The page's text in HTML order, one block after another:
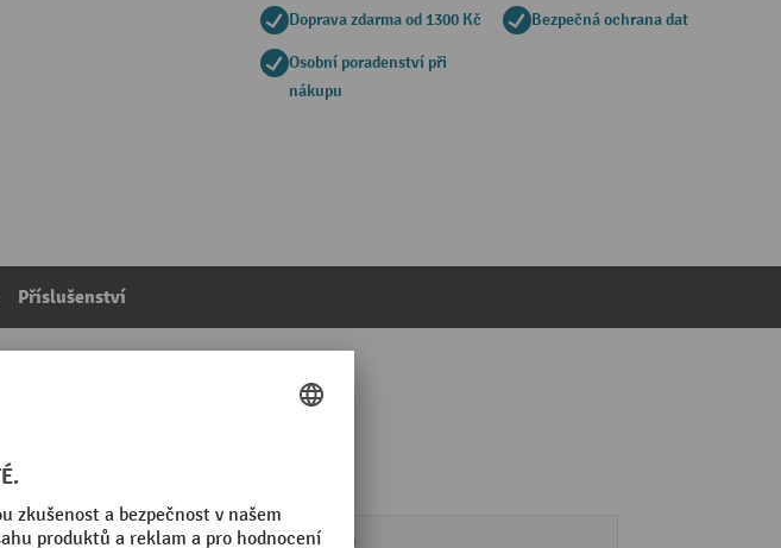
Doprava zdarma od 1300 Kč Bezpečná ochrana dat
Osobní poradenství při
nákupu
Příslušenství
Rameno, délka vnější 40 mm